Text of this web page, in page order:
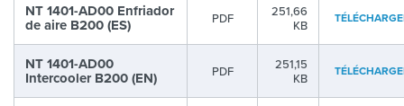
NT 1401-AD00 Enfriador
de aire B200 (ES) PDF
251,66
KB
NT 1401-AD00
Intercooler B200 (EN) PDF
251,15
KB